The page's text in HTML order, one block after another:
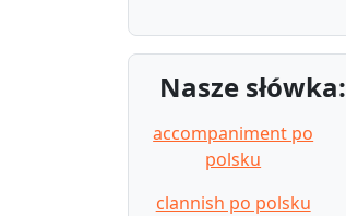
Nasze słówka:
accompaniment po
polsku
clannish po polsku